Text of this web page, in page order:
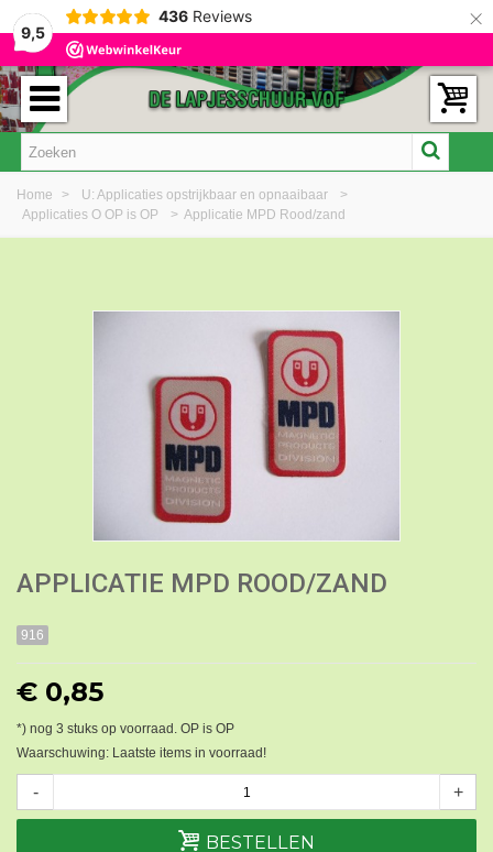
9,5
436 Reviews ×
Home > U: Applicaties opstrijkbaar en opnaaibaar
>
Applicaties O OP is OP
> Applicatie MPD Rood/zand
APPLICATIE MPD ROOD/ZAND
916
€ 0,85
*) nog 3 stuks op voorraad. OP is OP
Waarschuwing: Laatste items in voorraad!
- +
BESTELLEN